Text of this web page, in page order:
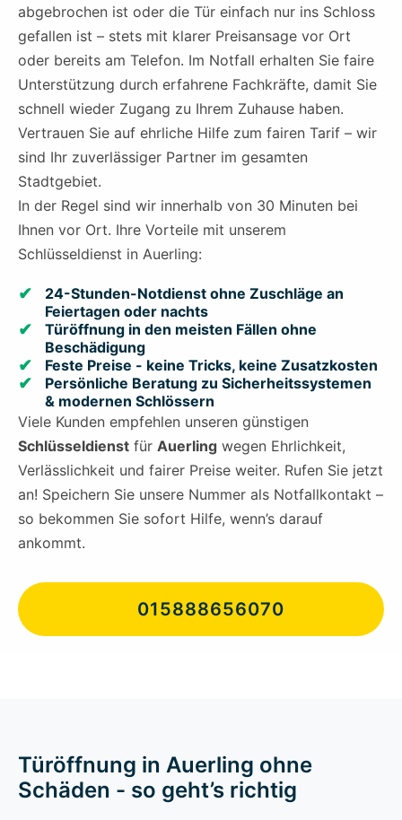
abgebrochen ist oder die Tür einfach nur ins Schloss
gefallen ist – stets mit klarer Preisansage vor Ort
oder bereits am Telefon. Im Notfall erhalten Sie faire
Unterstützung durch erfahrene Fachkräfte, damit Sie
schnell wieder Zugang zu Ihrem Zuhause haben.
Vertrauen Sie auf ehrliche Hilfe zum fairen Tarif – wir
sind Ihr zuverlässiger Partner im gesamten
Stadtgebiet.
In der Regel sind wir innerhalb von 30 Minuten bei
Ihnen vor Ort. Ihre Vorteile mit unserem
Schlüsseldienst in Auerling:
24-Stunden-Notdienst ohne Zuschläge an
Feiertagen oder nachts
Türöffnung in den meisten Fällen ohne
Beschädigung
Feste Preise - keine Tricks, keine Zusatzkosten
Persönliche Beratung zu Sicherheitssystemen
& modernen Schlössern
Viele Kunden empfehlen unseren günstigen
Schlüsseldienst für Auerling wegen Ehrlichkeit,
Verlässlichkeit und fairer Preise weiter. Rufen Sie jetzt
an! Speichern Sie unsere Nummer als Notfallkontakt –
so bekommen Sie sofort Hilfe, wenn’s darauf
ankommt.
015888656070
Türöffnung in Auerling ohne
Schäden - so geht’s richtig